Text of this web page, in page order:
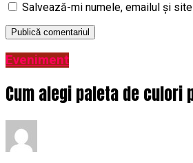
Salvează-mi numele, emailul și
Eveniment
Cum alegi paleta de